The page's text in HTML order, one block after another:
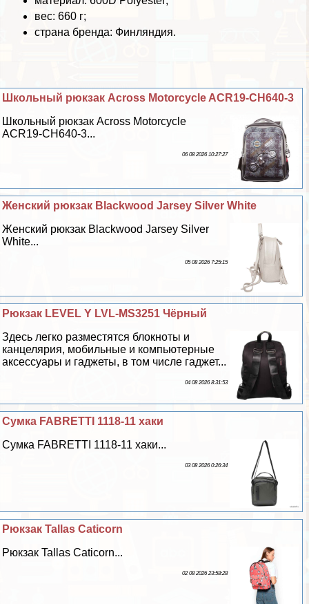
вес: 660 г;
страна бренда: Финляндия.
Школьный рюкзак Across Motorcycle ACR19-CH640-3
Школьный рюкзак Across Motorcycle
ACR19-CH640-3...
06 08 2026 10:27:27
Женский рюкзак Blackwood Jarsey Silver White
Женский рюкзак Blackwood Jarsey Silver
White...
05 08 2026 7:25:15
Рюкзак LEVEL Y LVL-MS3251 Чёрный
Здесь легко разместятся блокноты и
канцелярия, мобильные и компьютерные
аксессуары и гаджеты, в том числе гаджет...
04 08 2026 8:31:53
Сумка FABRETTI 1118-11 хаки
Сумка FABRETTI 1118-11 хаки...
03 08 2026 0:26:34
Рюкзак Tallas Caticorn
Рюкзак Tallas Caticorn...
02 08 2026 23:58:28